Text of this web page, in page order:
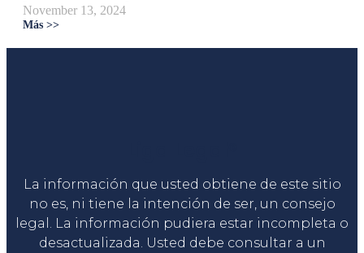
November 13, 2024
Más >>
La información que usted obtiene de este sitio
no es, ni tiene la intención de ser, un consejo
legal. La información pudiera estar incompleta o
desactualizada. Usted debe consultar a un